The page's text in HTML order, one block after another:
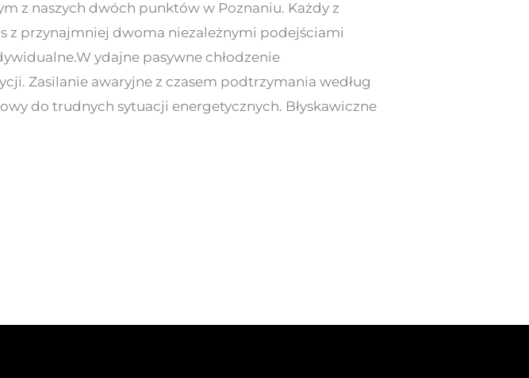
z naszych dwóch punktów w Poznaniu. Każdy z
z przynajmniej dwoma niezależnymi podejściami
ydajne pasywne chłodzenie
Zasilanie awaryjne z czasem podtrzymania według
do trudnych sytuacji energetycznych. Błyskawiczne